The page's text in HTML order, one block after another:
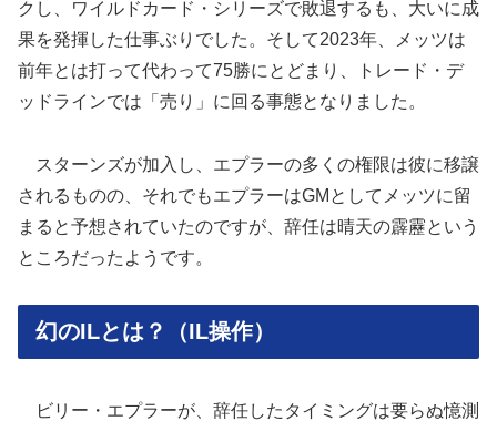
クし、ワイルドカード・シリーズで敗退するも、大いに成
果を発揮した仕事ぶりでした。そして2023年、メッツは
前年とは打って代わって75勝にとどまり、トレード・デ
ッドラインでは「売り」に回る事態となりました。
スターンズが加入し、エプラーの多くの権限は彼に移譲
されるものの、それでもエプラーはGMとしてメッツに留
まると予想されていたのですが、辞任は晴天の霹靂という
ところだったようです。
幻のILとは？（IL操作）
ビリー・エプラーが、辞任したタイミングは要らぬ憶測